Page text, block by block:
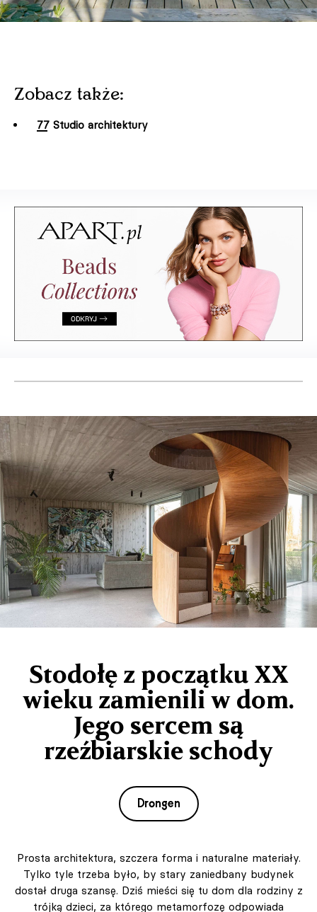
Zobacz także:
77 Studio architektury
Stodołę z początku XX
wieku zamienili w dom.
Jego sercem są
rzeźbiarskie schody
Drongen
Prosta architektura, szczera forma i naturalne materiały.
Tylko tyle trzeba było, by stary zaniedbany budynek
dostał druga szansę. Dziś mieści się tu dom dla rodziny z
trójką dzieci, za którego metamorfozę odpowiada